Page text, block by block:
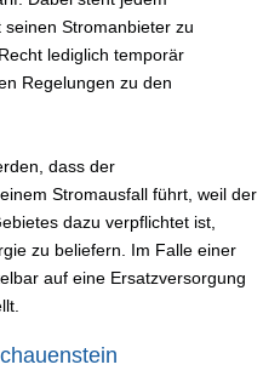
Stromanbieter zu
lediglich temporär
Regelungen zu den
dass der
Stromausfall führt, weil der
dazu verpflichtet ist,
zu beliefern. Im Falle einer
auf eine Ersatzversorgung